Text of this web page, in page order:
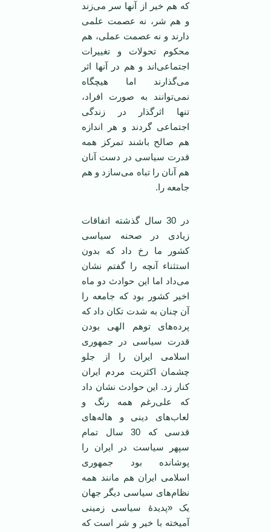
که هم خیر از آنها سر می‌زند
و هم شر، نه عصمت علمی
دارند و نه عصمت عملی، هم
محکوم تحولات و تغییرات
اجتماعی‌اند و هم در آنها اثر
می‌گذارند اما هیچگاه
نمی‌توانند به صورت افراد،
تنها اثرگذار در زندگی
اجتماعی گردند و هر اندازه
هم صالح باشند تمرکز همه
قدرت سیاسی در دست آنان
هم آنان را تباه می‌سازد و هم
جامعه را.
در 30 سال گذشته اتفاقات
زیادی در صحنه سیاسی
کشور ما رخ داد که بدون
استثناء آنچه را گفتم نشان
می‌داد اما این حوادث دو ماه
اخیر کشور بود که جامعه را
آن چنان به شدت تکان داد که
پرده‌های توهم الهی بودن
قدرت سیاسی در جمهوری
اسلامی ایران را از جلو
چشمان اکثریت مردم ایران
کنار زد. این حوادث نشان داد
که علی‌رغم همه رنگ و
لعاب‌های دینی و هاله‌های
قدسی که 30 سال تمام
سپهر سیاست در ایران را
پوشانده بود جمهوری
اسلامی ایران هم مانند همه
نظام‌های سیاسی دیگر جهان
یک «پدیدۀ سیاسی زمینی
آمیخته با خیر و شر است که